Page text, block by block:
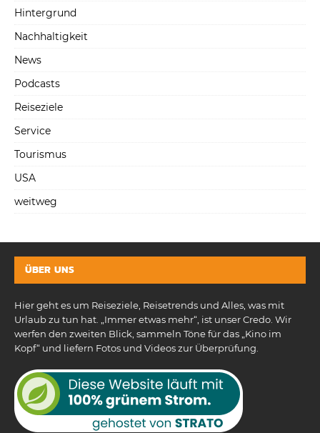
Hintergrund
Nachhaltigkeit
News
Podcasts
Reiseziele
Service
Tourismus
USA
weitweg
ÜBER UNS
Hier geht es um Reiseziele, Reisetrends und Alles, was mit
Urlaub zu tun hat. „Immer etwas mehr“, ist unser Credo. Wir
werfen den zweiten Blick, sammeln Töne für das „Kino im
Kopf“ und liefern Fotos und Videos zur Überprüfung.